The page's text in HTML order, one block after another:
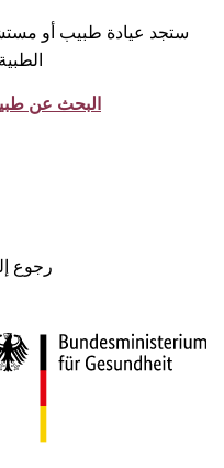
عيادة طبيب أو مستشفى
الطبية
البحث عن طبيب
رجوع إلى